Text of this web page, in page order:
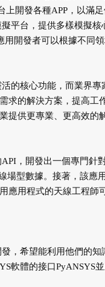
上開發各種APP，以滿
平台，提供多樣模擬
開發者可以根據不同
的核心功能，而業界專
求的解決方案，提高工
提供更專業、更高效的
，開發出一個專門針
場型數據。接著，該應
應用程式的天線工程師
，希望能利用他們的知
軟體的接口PyANSYS